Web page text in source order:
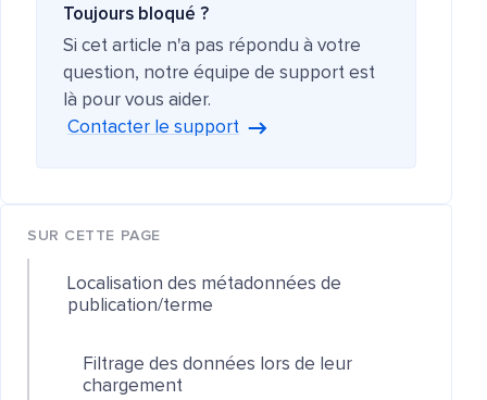
Toujours bloqué ?
Si cet article n'a pas répondu à votre
question, notre équipe de support est
là pour vous aider.
Contacter le support
SUR CETTE PAGE
Localisation des métadonnées de
publication/terme
Filtrage des données lors de leur
chargement